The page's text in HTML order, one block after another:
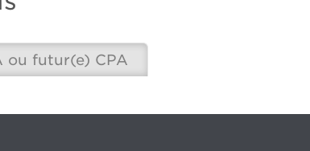
ou futur(e) CPA